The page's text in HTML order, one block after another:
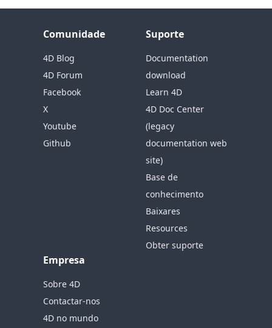
Comunidade
4D Blog
4D Forum
Facebook
X
Youtube
Github
Suporte
Documentation
download
Learn 4D
4D Doc Center
(legacy
documentation web
site)
Base de
conhecimento
Baixares
Resources
Obter suporte
Empresa
Sobre 4D
Contactar-nos
4D no mundo